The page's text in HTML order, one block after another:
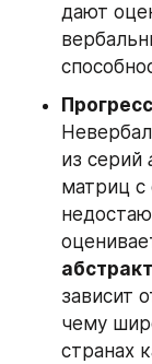
дают
из серий
матриц с
зависит
чему
странах